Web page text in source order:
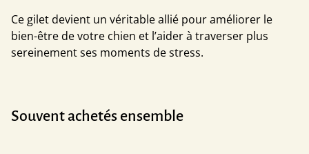
Ce gilet devient un véritable allié pour améliorer le
bien-être de votre chien et l’aider à traverser plus
sereinement ses moments de stress.
Souvent achetés ensemble